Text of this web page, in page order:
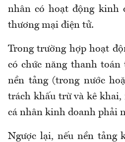
nhân có hoạt động kinh
thương mại điện tử.
Trong trường hợp hoạt
có chức năng thanh
nền tảng (trong nước
trách khấu trừ và kê khai,
cá nhân kinh doanh phải
Ngược lại, nếu nền tảng